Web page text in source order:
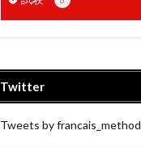
Twitter
Tweets by francais_method